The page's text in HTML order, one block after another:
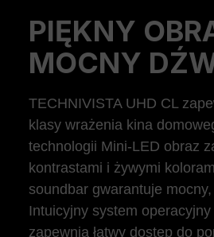
PIĘKNY
MOCNY
TECHNIVISTA UHD CL
klasy wrażenia kina
technologii Mini-LED obraz
kontrastami i żywymi
soundbar gwarantuje
Intuicyjny system
zapewnia łatwy dostęp do
Previous